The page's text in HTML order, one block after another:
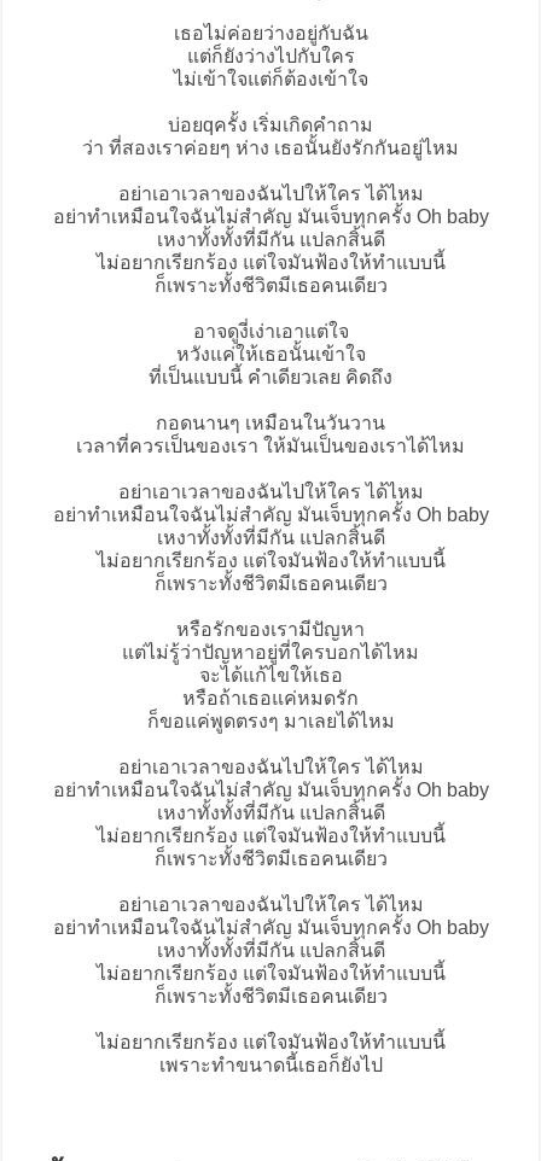
เธอไม่ค่อยว่างอยู่กับฉัน
แต่ก็ยังว่างไปกับใคร
ไม่เข้าใจแต่ก็ต้องเข้าใจ
บ่อยqครั้ง เริ่มเกิดคำถาม
ว่า ที่สองเราค่อยๆ ห่าง เธอนั้นยังรักกันอยู่ไหม
อย่าเอาเวลาของฉันไปให้ใคร ได้ไหม
อย่าทำเหมือนใจฉันไม่สำคัญ มันเจ็บทุกครั้ง Oh baby
เหงาทั้งทั้งที่มีกัน แปลกสิ้นดี
ไม่อยากเรียกร้อง แต่ใจมันฟ้องให้ทำแบบนี้
ก็เพราะทั้งชีวิตมีเธอคนเดียว
อาจดูงี่เง่าเอาแต่ใจ
หวังแค่ให้เธอนั้นเข้าใจ
ที่เป็นแบบนี้ คำเดียวเลย คิดถึง
กอดนานๆ เหมือนในวันวาน
เวลาที่ควรเป็นของเรา ให้มันเป็นของเราได้ไหม
อย่าเอาเวลาของฉันไปให้ใคร ได้ไหม
อย่าทำเหมือนใจฉันไม่สำคัญ มันเจ็บทุกครั้ง Oh baby
เหงาทั้งทั้งที่มีกัน แปลกสิ้นดี
ไม่อยากเรียกร้อง แต่ใจมันฟ้องให้ทำแบบนี้
ก็เพราะทั้งชีวิตมีเธอคนเดียว
หรือรักของเรามีปัญหา
แต่ไม่รู้ว่าปัญหาอยู่ที่ใครบอกได้ไหม
จะได้แก้ไขให้เธอ
หรือถ้าเธอแค่หมดรัก
ก็ขอแค่พูดตรงๆ มาเลยได้ไหม
อย่าเอาเวลาของฉันไปให้ใคร ได้ไหม
อย่าทำเหมือนใจฉันไม่สำคัญ มันเจ็บทุกครั้ง Oh baby
เหงาทั้งทั้งที่มีกัน แปลกสิ้นดี
ไม่อยากเรียกร้อง แต่ใจมันฟ้องให้ทำแบบนี้
ก็เพราะทั้งชีวิตมีเธอคนเดียว
อย่าเอาเวลาของฉันไปให้ใคร ได้ไหม
อย่าทำเหมือนใจฉันไม่สำคัญ มันเจ็บทุกครั้ง Oh baby
เหงาทั้งทั้งที่มีกัน แปลกสิ้นดี
ไม่อยากเรียกร้อง แต่ใจมันฟ้องให้ทำแบบนี้
ก็เพราะทั้งชีวิตมีเธอคนเดียว
ไม่อยากเรียกร้อง แต่ใจมันฟ้องให้ทำแบบนี้
เพราะทำขนาดนี้เธอก็ยังไป